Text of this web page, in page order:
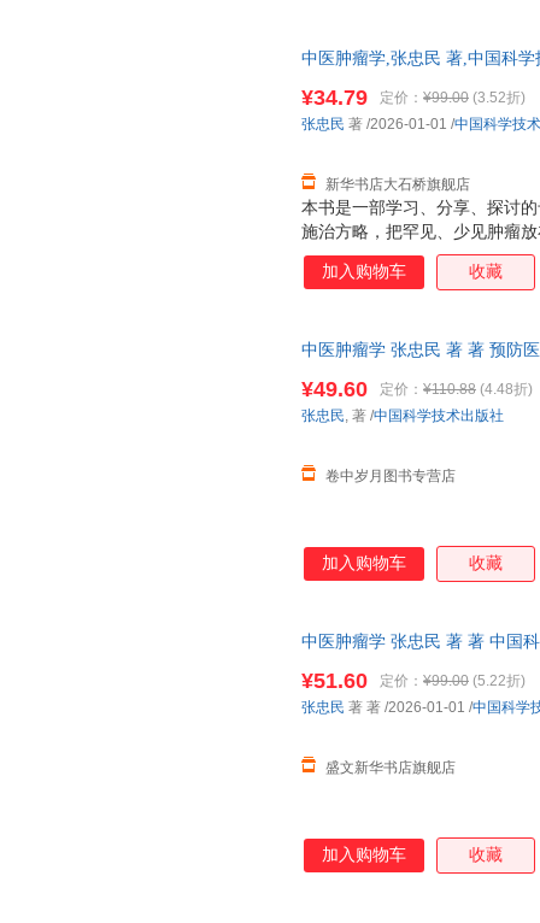
中医肿瘤学,张忠民 著,中国科
本书是一部学习、分享、探讨
施治方略，把罕见、少见肿瘤
只是对医生而言，对患者而言
是常见病多发病的防治，医疗
¥34.79 定价： ¥99.00 (3.52折)
新华书店大石桥旗舰店
张忠民 著 /2026-01-01 /中国科学技
加入购物车 收藏
中医肿瘤学 张忠民 著 著 预防
¥49.60 定价： ¥110.88 (4.48折)
卷中岁月图书专营店
张忠民, 著 /中国科学技术出版社
加入购物车 收藏
中医肿瘤学 张忠民 著 著 中国
¥51.60 定价： ¥99.00 (5.22折)
盛文新华书店旗舰店
张忠民 著 著 /2026-01-01 /中国科学
加入购物车 收藏